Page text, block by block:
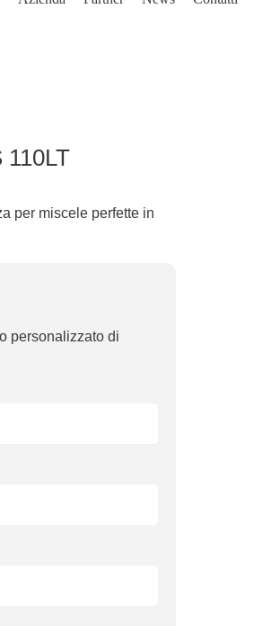
per miscele perfette in
personalizzato di